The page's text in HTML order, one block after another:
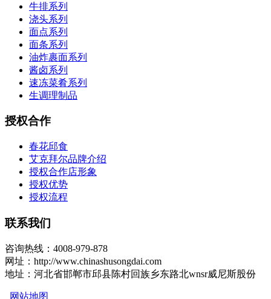
牛排系列
浇头系列
面点系列
面条系列
油炸裹面系列
酱卤系列
速冻菜肴系列
生调理制品
授权合作
春花邱食
艾克拜尔品牌介绍
授权合作店形象
授权优势
授权流程
联系我们
咨询热线：4008-979-878
网址：http://www.chinashusongdai.com
地址：河北省邯郸市邱县陈村回族乡东路北wnsr威尼斯股份
网站地图